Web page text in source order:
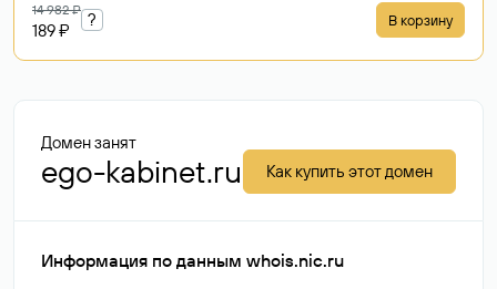
14 982 ₽
189 ₽
? В корзину
Домен занят
ego-kabinet.ru Как купить этот домен
Информация по данным whois.nic.ru